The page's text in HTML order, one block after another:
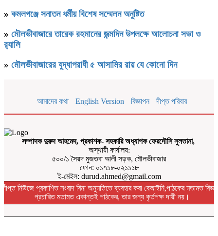
» কমলগঞ্জে সনাতন ধর্মীয় বিশেষ সম্মেলন অনুষ্টিত
» মৌলভীবাজারে তারেক রহমানের জন্মদিন উপলক্ষে আলোচনা সভা ও
র‌্যালি
» মৌলভীবাজারের যুদ্ধাপরাধী ৫ আসামির রায় যে কোনো দিন
আমাদের কথা English Version বিজ্ঞাপন দীপ্ত পরিবার
সম্পাদক দুরুদ আহমেদ, প্রকাশক- সহকারি অধ্যাপক ফেরদৌসি সুলতানা,
অস্থায়ী কার্যালয়:
৫০০/১ সৈয়দ মুজতবা আলী সড়ক, মৌলভীবাজার
ফোন: ০১৭১৮-০২১১১৮
ই-মেইল: durud.ahmed@gmail.com
দীপ্ত নিউজে প্রকাশিত সংবাদ বিনা অনুমতিতে ব্যবহার করা বেআইনি,পাঠকের মতামত
প্রচারিত মতামত একান্তই পাঠকের, তার জন্য কৃর্তপক্ষ দায়ী নয়।